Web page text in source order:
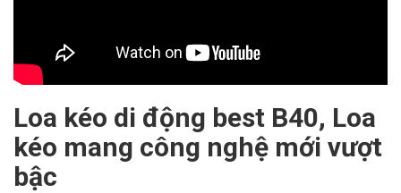
Loa kéo di động best B40, Loa
kéo mang công nghệ mới vượt
bậc